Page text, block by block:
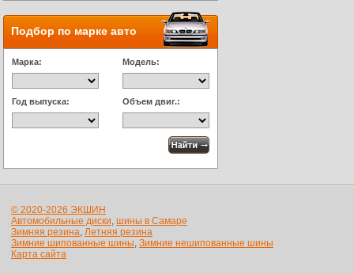
Подбор по марке авто
Марка: Модель:
Год выпуска: Объем двиг.:
© 2020-2026 ЭКШИН
Автомобильные диски, шины в Самаре
Зимняя резина, Летняя резина
Зимние шипованные шины, Зимние нешипованные шины
Карта сайта